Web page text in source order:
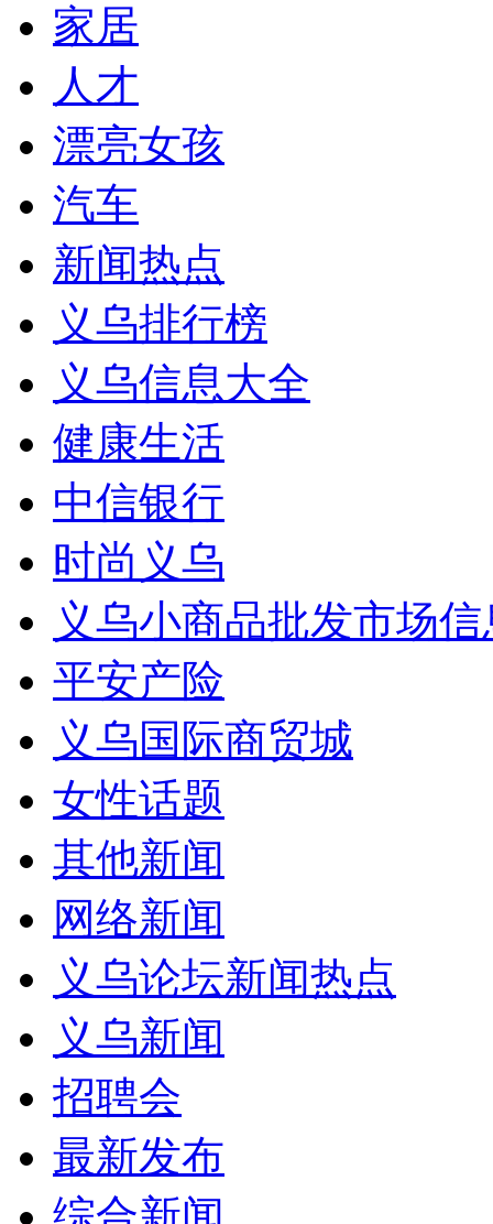
家居
人才
漂亮女孩
汽车
新闻热点
义乌排行榜
义乌信息大全
健康生活
中信银行
时尚义乌
义乌小商品批发市场
平安产险
义乌国际商贸城
女性话题
其他新闻
网络新闻
义乌论坛新闻热点
义乌新闻
招聘会
最新发布